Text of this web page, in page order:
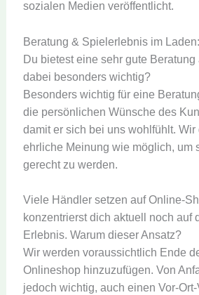
sozialen Medien veröffentlicht.
Beratung & Spielerlebnis im Laden:
Du bietest eine sehr gute Beratung
dabei besonders wichtig?
Besonders wichtig für eine
die persönlichen Wünsche des
damit er sich bei uns wohlfühlt.
ehrliche Meinung wie möglich, um
gerecht zu werden.
Viele Händler setzen auf Online-
konzentrierst dich aktuell noch auf
Erlebnis. Warum dieser Ansatz?
Wir werden voraussichtlich Ende
Onlineshop hinzuzufügen. Von
jedoch wichtig, auch einen Vor-